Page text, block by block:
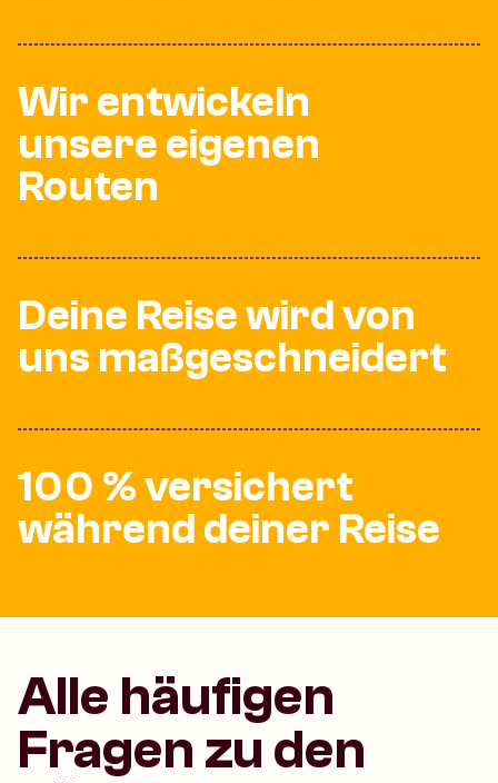
Wir entwickeln
unsere eigenen
Routen
Deine Reise wird von
uns maßgeschneidert
100 % versichert
während deiner Reise
Alle häufigen
Fragen zu den